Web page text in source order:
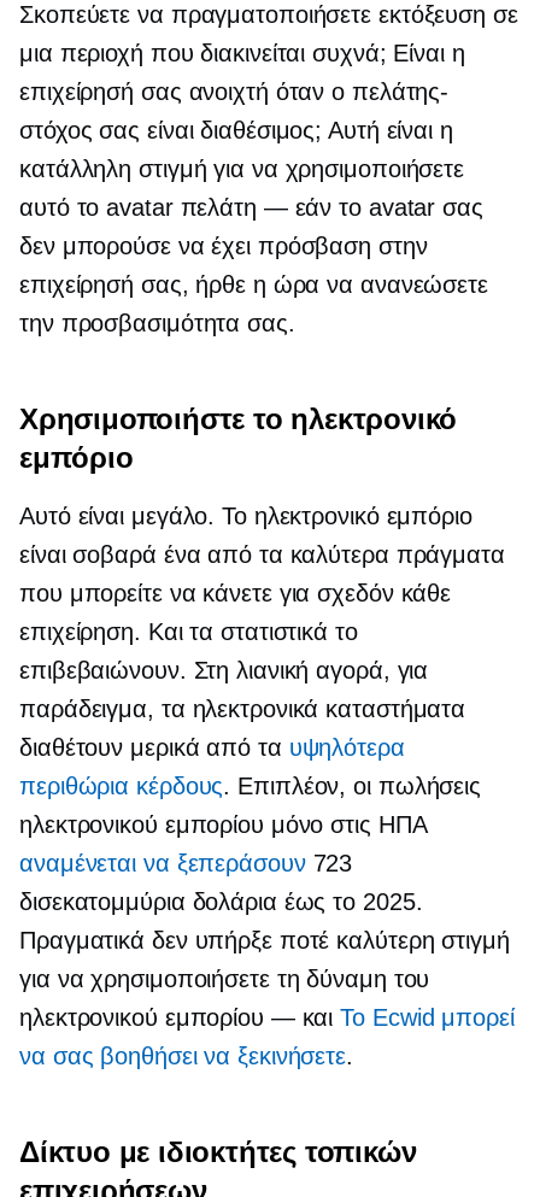
Σκοπεύετε να πραγματοποιήσετε εκτόξευση σε
μια περιοχή που διακινείται συχνά; Είναι η
επιχείρησή σας ανοιχτή όταν ο πελάτης-
στόχος σας είναι διαθέσιμος; Αυτή είναι η
κατάλληλη στιγμή για να χρησιμοποιήσετε
αυτό το avatar πελάτη — εάν το avatar σας
δεν μπορούσε να έχει πρόσβαση στην
επιχείρησή σας, ήρθε η ώρα να ανανεώσετε
την προσβασιμότητα σας.
Χρησιμοποιήστε το ηλεκτρονικό
εμπόριο
Αυτό είναι μεγάλο. Το ηλεκτρονικό εμπόριο
είναι σοβαρά ένα από τα καλύτερα πράγματα
που μπορείτε να κάνετε για σχεδόν κάθε
επιχείρηση. Και τα στατιστικά το
επιβεβαιώνουν. Στη λιανική αγορά, για
παράδειγμα, τα ηλεκτρονικά καταστήματα
διαθέτουν μερικά από τα υψηλότερα
περιθώρια κέρδους. Επιπλέον, οι πωλήσεις
ηλεκτρονικού εμπορίου μόνο στις ΗΠΑ
αναμένεται να ξεπεράσουν723
δισεκατομμύρια δολάρια έως το 2025.
Πραγματικά δεν υπήρξε ποτέ καλύτερη στιγμή
για να χρησιμοποιήσετε τη δύναμη του
ηλεκτρονικού εμπορίου — καιΤο Ecwid μπορεί
να σας βοηθήσει να ξεκινήσετε.
Δίκτυο με ιδιοκτήτες τοπικών